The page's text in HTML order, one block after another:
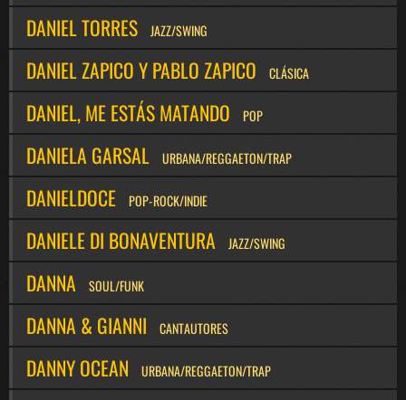
DANIEL TORRES JAZZ/SWING
DANIEL ZAPICO Y PABLO ZAPICO CLÁSICA
DANIEL, ME ESTÁS MATANDO POP
DANIELA GARSAL URBANA/REGGAETON/TRAP
DANIELDOCE POP-ROCK/INDIE
DANIELE DI BONAVENTURA JAZZ/SWING
DANNA SOUL/FUNK
DANNA & GIANNI CANTAUTORES
DANNY OCEAN URBANA/REGGAETON/TRAP